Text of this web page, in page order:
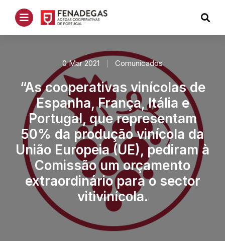
0 Mar 2021 Comunicados
“As cooperativas vinícolas de
Espanha, França, Itália e
Portugal, que representam
50% da produção vinícola da
União Europeia (UE), pediram à
Comissão um orçamento
extraordinário para o sector
vitivinícola.